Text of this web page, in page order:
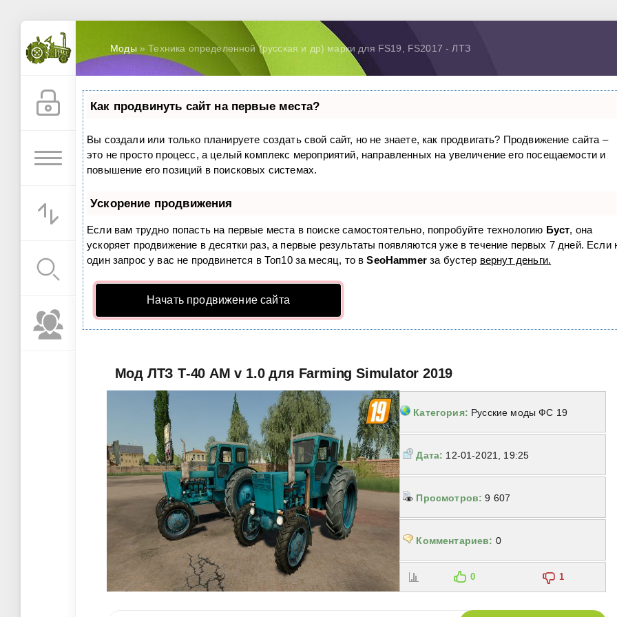
Моды» Техника определенной (русская и др) марки для FS19, FS2017 - ЛТЗ
Как продвинуть сайт на первые места?
Вы создали или только планируете создать свой сайт, но не знаете, как продвигать? Продвижение сайта –
это не просто процесс, а целый комплекс мероприятий, направленных на увеличение его посещаемости и
повышение его позиций в поисковых системах.
Ускорение продвижения
Если вам трудно попасть на первые места в поиске самостоятельно, попробуйте технологию Буст, она
ускоряет продвижение в десятки раз, а первые результаты появляются уже в течение первых 7 дней. Если
один запрос у вас не продвинется в Топ10 за месяц, то вSeoHammerза бустер вернут деньги.
Начать продвижение сайта
Мод ЛТЗ Т-40 АМ v 1.0 для Farming Simulator 2019
Категория: Русские моды ФС 19
Дата: 12-01-2021, 19:25
Просмотров: 9 607
Комментариев: 0
0 1